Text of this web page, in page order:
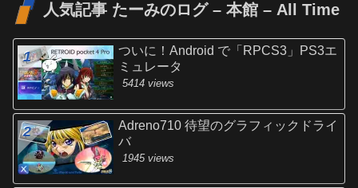
人気記事 たーみのログ – 本館 – All Time
ついに！Android で「RPCS3」PS3エ
ミュレータ
5414 views
Adreno710 待望のグラフィックドライ
バ
1945 views